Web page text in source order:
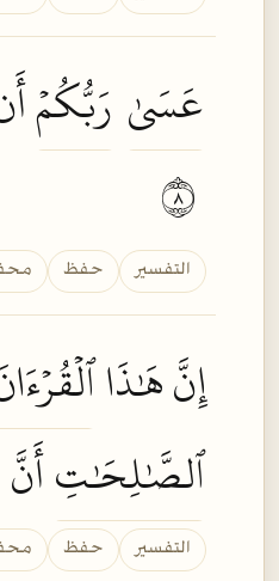
عَسَىٰ رَبُّكُمۡ
التفسير حفظ
إِنَّ هَٰذَا
ٱلصَّٰلِحَٰتِ
التفسير حفظ